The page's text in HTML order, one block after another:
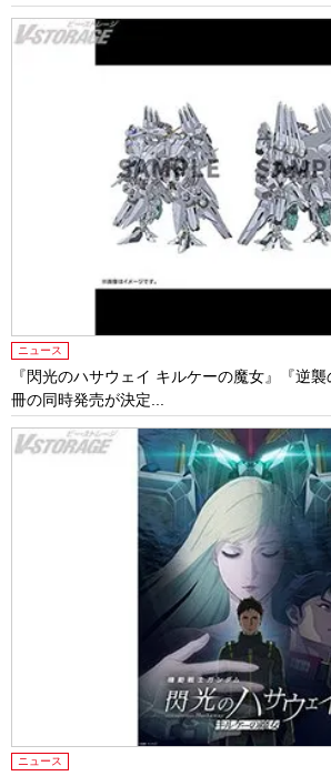
ニュース
『閃光のハサウェイ キルケーの魔女』『逆
冊の同時発売が決定...
ニュース